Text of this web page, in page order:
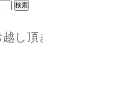
し頂き誠にあり